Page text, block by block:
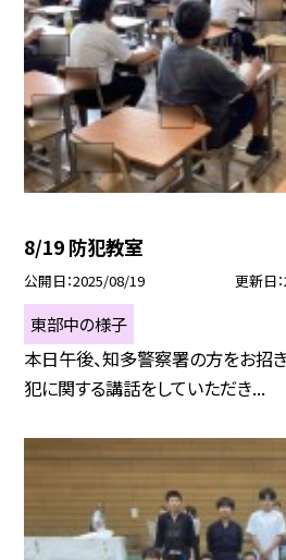
8/19 防犯教室
公開日 2025/08/19 更新日
東部中の様子
本日午後、知多警察署の方をお招
犯に関する講話をしていただき...